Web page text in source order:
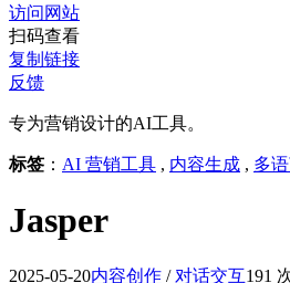
访问网站
扫码查看
复制链接
反馈
专为营销设计的AI工具。
标签 ： AI 营销工具 , 内容生成 , 多
Jasper
2025-05-20内容创作 / 对话交互191